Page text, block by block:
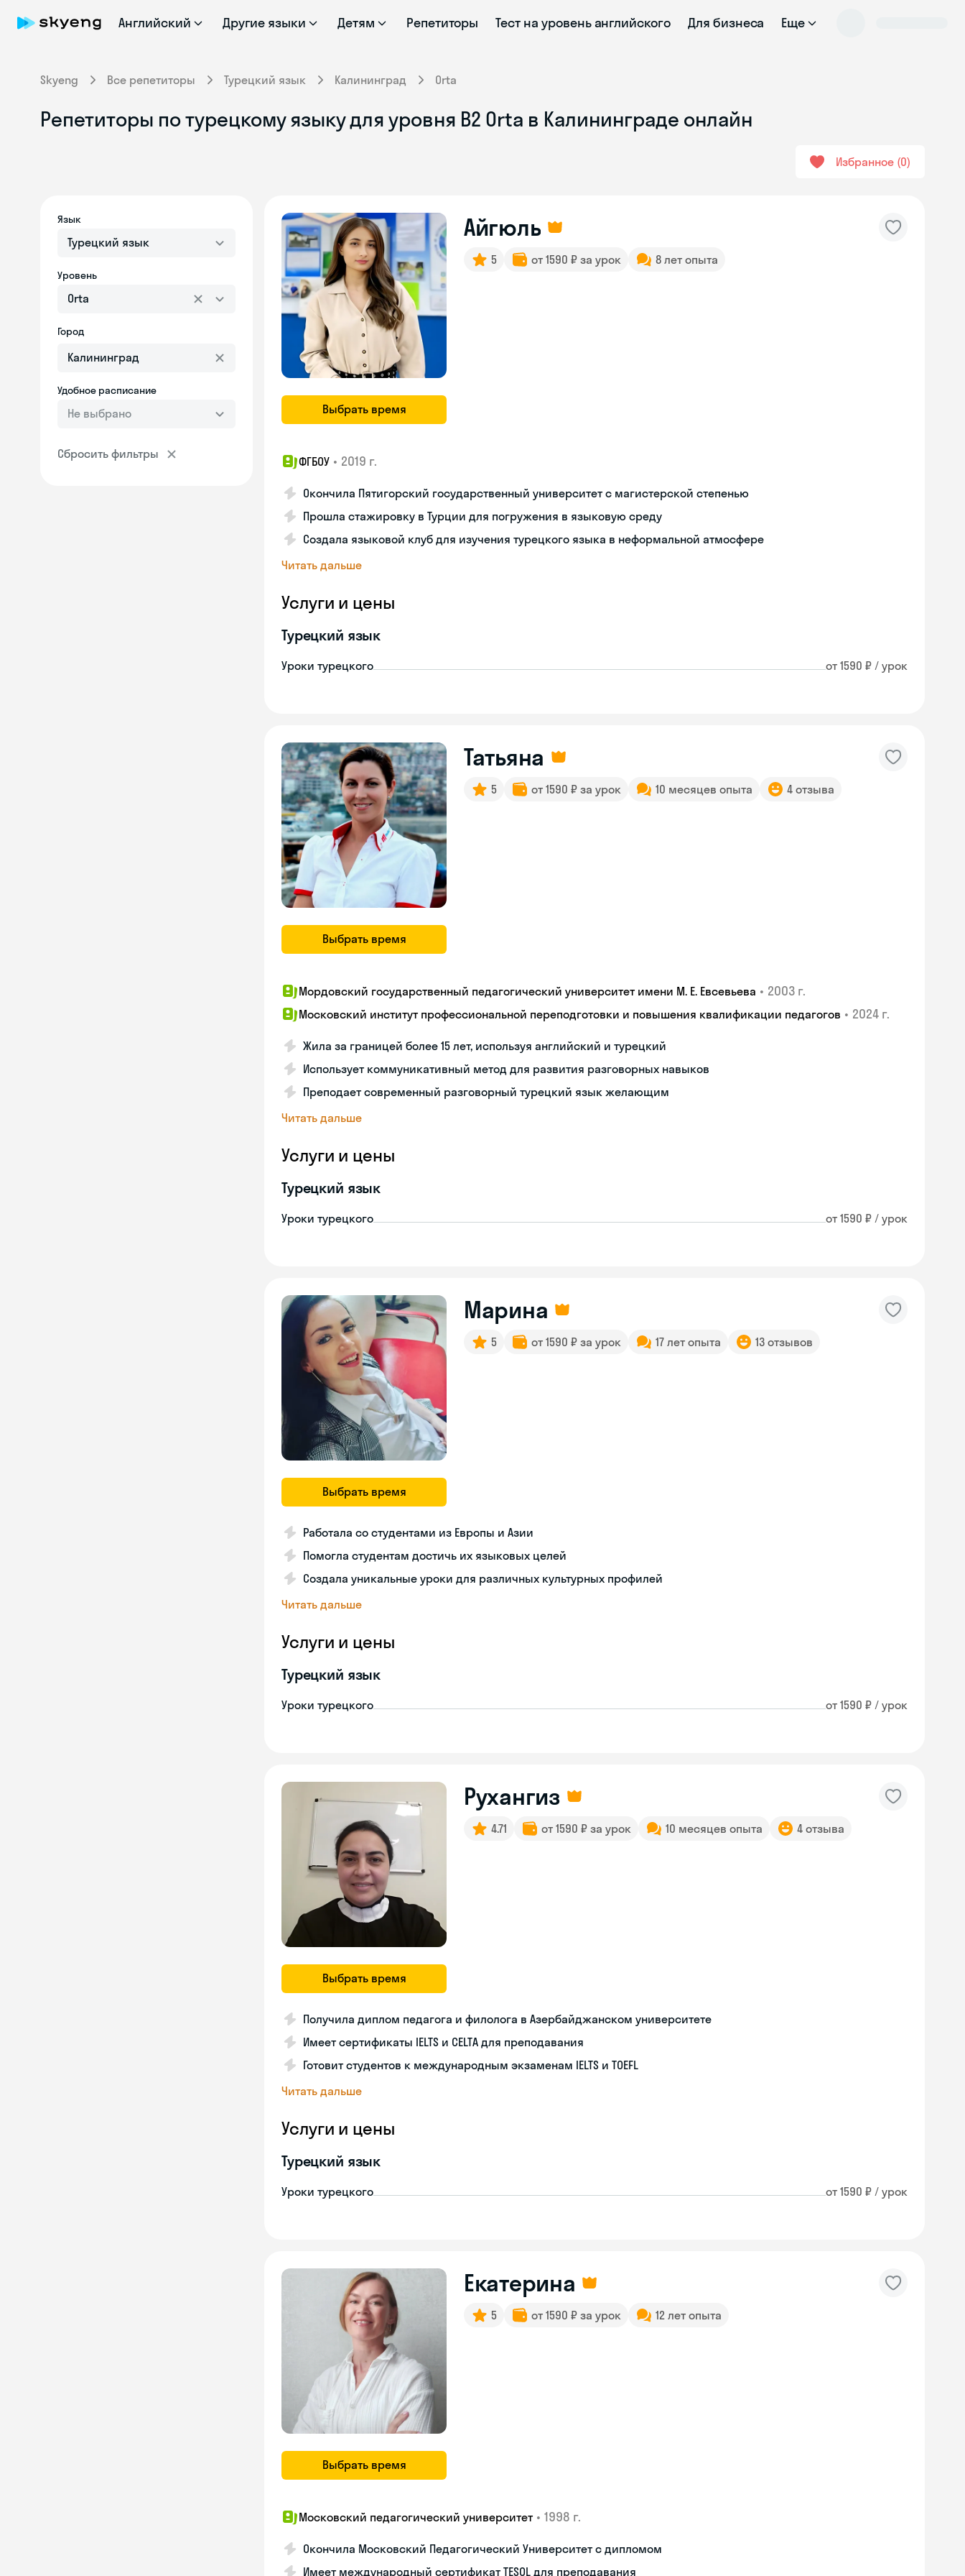
Английский Другие языки Детям Репетиторы Тест на уровень английского Для бизнеса Еще
Skyeng Все репетиторы Турецкий язык Калининград Orta
Репетиторы по турецкому языку для уровня B2 Orta в Калининграде онлайн
Избранное 0
Язык
Турецкий язык
Уровень
Orta
Город
Удобное расписание
Не выбрано
Сбросить фильтры
Выбрать время
Айгюль
5 от 1590 ₽ за урок 8 лет опыта
ФГБОУ • 2019 г.
Окончила Пятигорский государственный университет с магистерской степенью
Прошла стажировку в Турции для погружения в языковую среду
Создала языковой клуб для изучения турецкого языка в неформальной атмосфере
Читать дальше
Услуги и цены
Турецкий язык
Уроки турецкого от 1590 ₽ / урок
Выбрать время
Татьяна
5 от 1590 ₽ за урок 10 месяцев опыта 4 отзыва
Мордовский государственный педагогический университет имени М. Е. Евсевьева • 2003 г.
Московский институт профессиональной переподготовки и повышения квалификации педагогов • 2024 г.
Жила за границей более 15 лет, используя английский и турецкий
Использует коммуникативный метод для развития разговорных навыков
Преподает современный разговорный турецкий язык желающим
Читать дальше
Услуги и цены
Турецкий язык
Уроки турецкого от 1590 ₽ / урок
Выбрать время
Марина
5 от 1590 ₽ за урок 17 лет опыта 13 отзывов
Работала со студентами из Европы и Азии
Помогла студентам достичь их языковых целей
Создала уникальные уроки для различных культурных профилей
Читать дальше
Услуги и цены
Турецкий язык
Уроки турецкого от 1590 ₽ / урок
Выбрать время
Рухангиз
4.71 от 1590 ₽ за урок 10 месяцев опыта 4 отзыва
Получила диплом педагога и филолога в Азербайджанском университете
Имеет сертификаты IELTS и CELTA для преподавания
Готовит студентов к международным экзаменам IELTS и TOEFL
Читать дальше
Услуги и цены
Турецкий язык
Уроки турецкого от 1590 ₽ / урок
Выбрать время
Екатерина
5 от 1590 ₽ за урок 12 лет опыта
Московский педагогический университет • 1998 г.
Окончила Московский Педагогический Университет с дипломом
Имеет международный сертификат TESOL для преподавания